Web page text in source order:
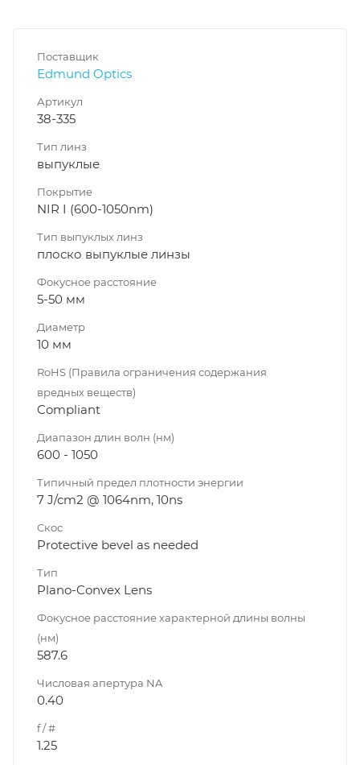
Поставщик
Edmund Optics
Артикул
38-335
Тип линз
выпуклые
Покрытие
NIR I (600-1050nm)
Тип выпуклых линз
плоско выпуклые линзы
Фокусное расстояние
5-50 мм
Диаметр
10 мм
RoHS (Правила ограничения содержания
вредных веществ)
Compliant
Диапазон длин волн (нм)
600 - 1050
Типичный предел плотности энергии
7 J/cm2 @ 1064nm, 10ns
Скос
Protective bevel as needed
Тип
Plano-Convex Lens
Фокусное расстояние характерной длины волны
(нм)
587.6
Числовая апертура NA
0.40
f / #
1.25